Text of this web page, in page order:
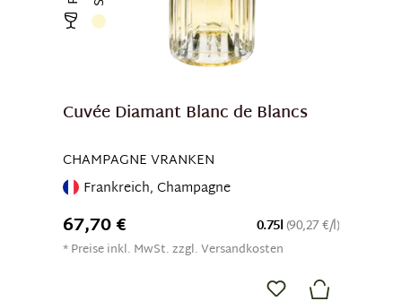
Cuvée Diamant Blanc de Blancs
CHAMPAGNE VRANKEN
Frankreich, Champagne
0.75l (90,27 €/l)
67,70 €
* Preise inkl. MwSt. zzgl. Versandkosten